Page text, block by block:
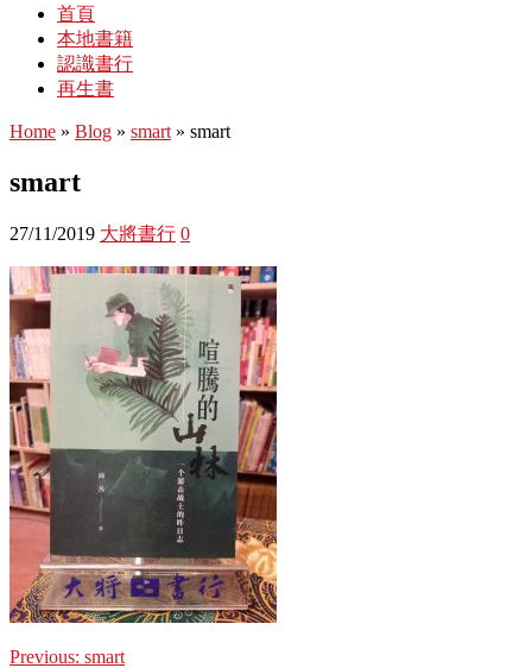
首頁
本地書籍
認識書行
再生書
Home » Blog » smart » smart
smart
27/11/2019 大將書行 0
Previous: smart